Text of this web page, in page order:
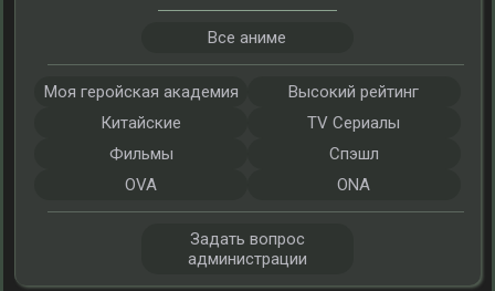
Все аниме
Моя геройская академия
Высокий рейтинг
Китайские
TV Сериалы
Фильмы
Спэшл
OVA
ONA
Задать вопрос
администрации